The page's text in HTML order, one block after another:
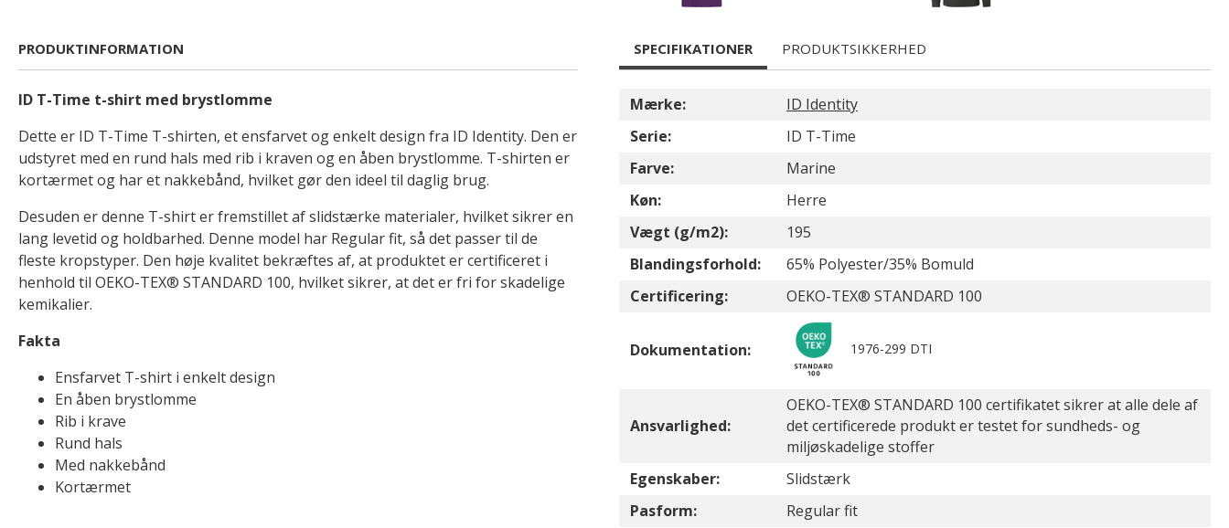
PRODUKTINFORMATION
ID T-Time t-shirt med brystlomme
Dette er ID T-Time T-shirten, et ensfarvet og enkelt design fra ID Identity. Den er
udstyret med en rund hals med rib i kraven og en åben brystlomme. T-shirten er
kortærmet og har et nakkebånd, hvilket gør den ideel til daglig brug.
Desuden er denne T-shirt er fremstillet af slidstærke materialer, hvilket sikrer en
lang levetid og holdbarhed. Denne model har Regular fit, så det passer til de
fleste kropstyper. Den høje kvalitet bekræftes af, at produktet er certificeret i
henhold til OEKO-TEX® STANDARD 100, hvilket sikrer, at det er fri for skadelige
kemikalier.
Fakta
Ensfarvet T-shirt i enkelt design
En åben brystlomme
Rib i krave
Rund hals
Med nakkebånd
Kortærmet
SPECIFIKATIONER PRODUKTSIKKERHED
Mærke:
ID Identity
Serie:
ID T-Time
Farve:
Marine
Køn:
Herre
Vægt (g/m2):
195
Blandingsforhold:
65% Polyester/35% Bomuld
Certificering:
OEKO-TEX® STANDARD 100
Dokumentation: 1976-299 DTI
Ansvarlighed:
OEKO-TEX® STANDARD 100 certifikatet sikrer at alle dele af
det certificerede produkt er testet for sundheds- og
miljøskadelige stoffer
Egenskaber:
Slidstærk
Pasform:
Regular fit